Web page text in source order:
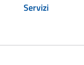
Servizi